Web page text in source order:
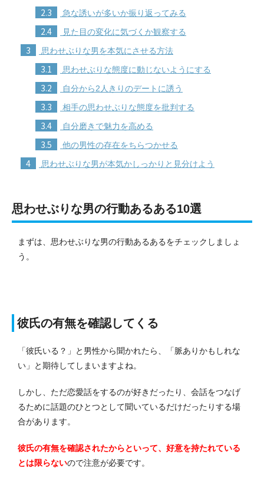
2.3 急な誘いが多いか振り返ってみる
2.4 見た目の変化に気づくか観察する
3 思わせぶりな男を本気にさせる方法
3.1 思わせぶりな態度に動じないようにする
3.2 自分から2人きりのデートに誘う
3.3 相手の思わせぶりな態度を批判する
3.4 自分磨きで魅力を高める
3.5 他の男性の存在をちらつかせる
4 思わせぶりな男が本気かしっかりと見分けよう
思わせぶりな男の行動あるある10選
まずは、思わせぶりな男の行動あるあるをチェックしましょ
う。
彼氏の有無を確認してくる
「彼氏いる？」と男性から聞かれたら、「脈ありかもしれな
い」と期待してしまいますよね。
しかし、ただ恋愛話をするのが好きだったり、会話をつなげ
るために話題のひとつとして聞いているだけだったりする場
合があります。
彼氏の有無を確認されたからといって、好意を持たれている
とは限らないので注意が必要です。